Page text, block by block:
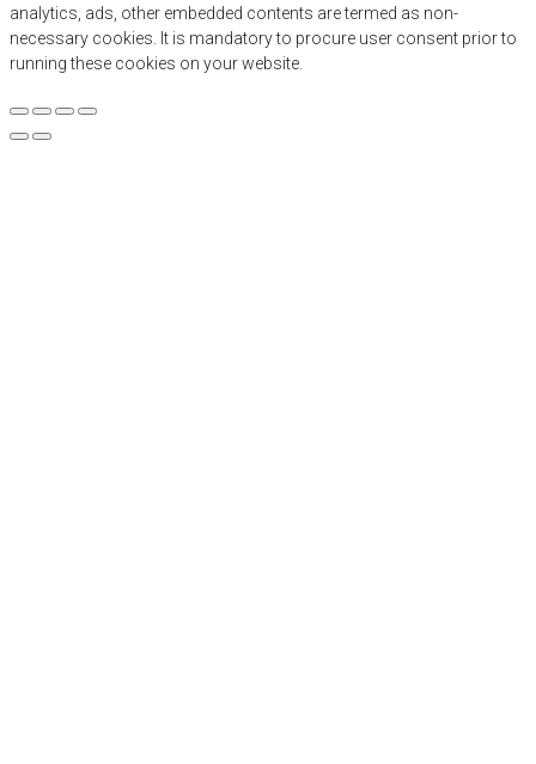
analytics, ads, other embedded contents are termed as non-
necessary cookies. It is mandatory to procure user consent prior to
running these cookies on your website.